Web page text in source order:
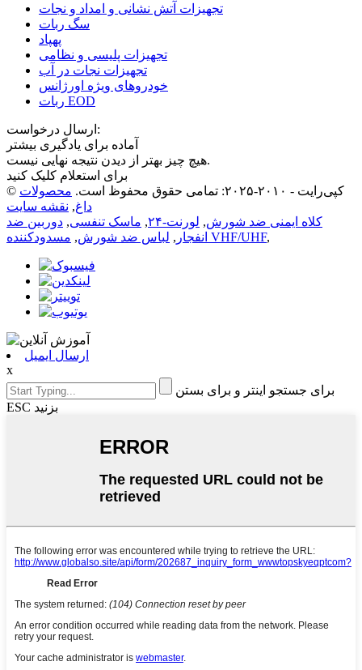
تجهیزات آتش نشانی و امداد و نجات
سگ ربات
پهپاد
تجهیزات پلیسی و نظامی
تجهیزات نجات در آب
خودروهای ویژه اورژانس
ربات EOD
ارسال درخواست:
آماده برای یادگیری بیشتر
هیچ چیز بهتر از دیدن نتیجه نهایی نیست.
برای استعلام کلیک کنید
© کپی‌رایت - ۲۰۱۰-۲۰۲۵: تمامی حقوق محفوظ است.
محصولات
داغ, نقشه سایت
کلاه ایمنی ضد شورش, لورنت-۲۴ , ماسک تنفسی, دوربین ضد
انفجار , لباس ضد شورش, مسدودکننده VHF/UHF,
ارسال ایمیل
x
برای جستجو اینتر و برای بستن
ESC بزنید